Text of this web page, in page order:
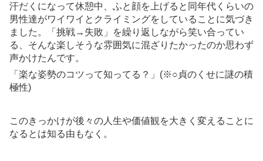
汗だくになって休憩中、ふと顔を上げると同年代くらいの
男性達がワイワイとクライミングをしていることに気づき
ました。「挑戦→失敗」を繰り返しながら笑い合ってい
る、そんな楽しそうな雰囲気に混ざりたかったのか思わず
声かけたんです。
「楽な姿勢のコツって知ってる？」(※○貞のくせに謎の積
極性)
このきっかけが後々の人生や価値観を大きく変えることに
なるとは知る由もなく。